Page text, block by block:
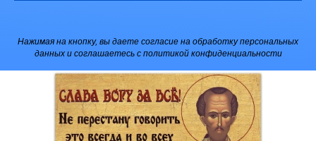
Нажимая на кнопку, вы даете согласие на обработку персональных
данных и соглашаетесь c политикой конфиденциальности